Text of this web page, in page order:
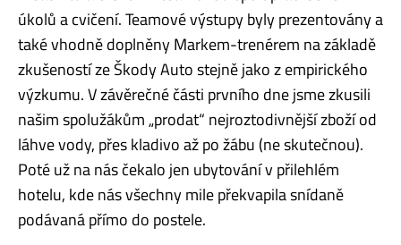
úkolů a cvičení. Teamové výstupy byly prezentovány a
také vhodně doplněny Markem-trenérem na základě
zkušeností ze Škody Auto stejně jako z empirického
výzkumu. V závěrečné části prvního dne jsme zkusili
našim spolužákům „prodat“ nejroztodivnější zboží od
láhve vody, přes kladivo až po žábu (ne skutečnou).
Poté už na nás čekalo jen ubytování v přilehlém
hotelu, kde nás všechny mile překvapila snídaně
podávaná přímo do postele.